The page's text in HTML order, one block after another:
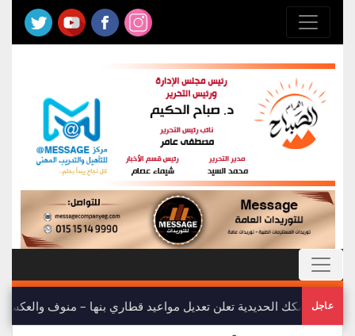
عاجل
هيئة السكك الحديدية تعلن تعديل مواعيد قطاري بنها – منوف والعكس